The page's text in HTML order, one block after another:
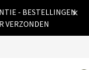
- BESTELLINGEN
VERZONDEN